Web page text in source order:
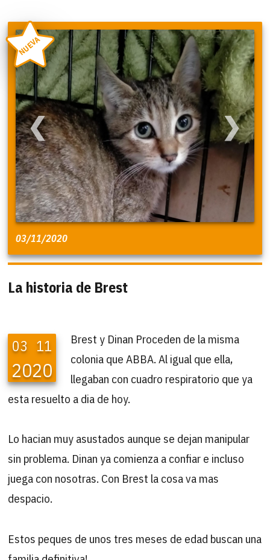
❮ ❯
NUEVA
03/11/2020
La historia de Brest
03 11
2020
Brest y Dinan Proceden de la misma
colonia que ABBA. Al igual que ella,
llegaban con cuadro respiratorio que ya
esta resuelto a dia de hoy.
Lo hacian muy asustados aunque se dejan manipular
sin problema. Dinan ya comienza a confiar e incluso
juega con nosotras. Con Brest la cosa va mas
despacio.
Estos peques de unos tres meses de edad buscan una